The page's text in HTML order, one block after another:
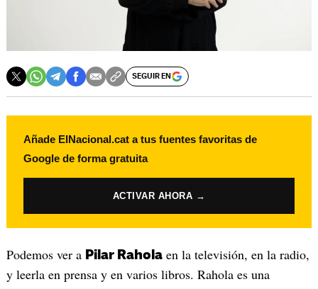
SEGUIR EN
Añade ElNacional.cat a tus fuentes favoritas de
Google de forma gratuita
ACTIVAR AHORA →
Podemos ver a Pilar Raholaen la televisión, en la radio,
y leerla en prensa y en varios libros. Rahola es una